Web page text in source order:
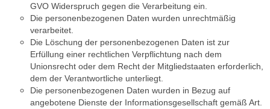
GVO Widerspruch gegen die Verarbeitung ein.
Die personenbezogenen Daten wurden unrechtmäßig
verarbeitet.
Die Löschung der personenbezogenen Daten ist zur
Erfüllung einer rechtlichen Verpflichtung nach dem
Unionsrecht oder dem Recht der Mitgliedstaaten erforderlich,
dem der Verantwortliche unterliegt.
Die personenbezogenen Daten wurden in Bezug auf
angebotene Dienste der Informationsgesellschaft gemäß Art.